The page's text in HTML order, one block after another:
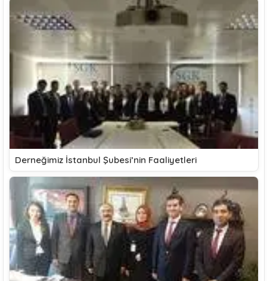
Derneğimiz İstanbul Şubesi’nin Faaliyetleri